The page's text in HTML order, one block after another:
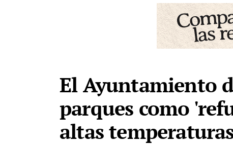
El Ayuntamiento
parques como
altas